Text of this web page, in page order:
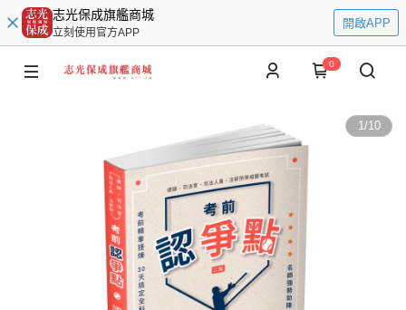
志光保成旗艦商城
立刻使用官方APP
開啟APP
0
1/10